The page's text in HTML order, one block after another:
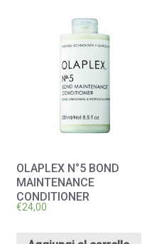
OLAPLEX N°5 BOND
MAINTENANCE
CONDITIONER
€24,00